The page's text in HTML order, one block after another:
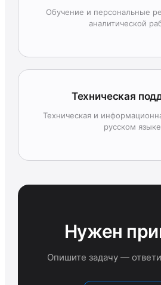
Обучение и персональные
аналитической
Техническая
Техническая и
русском
Нужен
Опишите задачу —